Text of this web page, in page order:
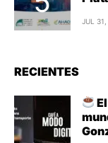
JUL
RECIENTES